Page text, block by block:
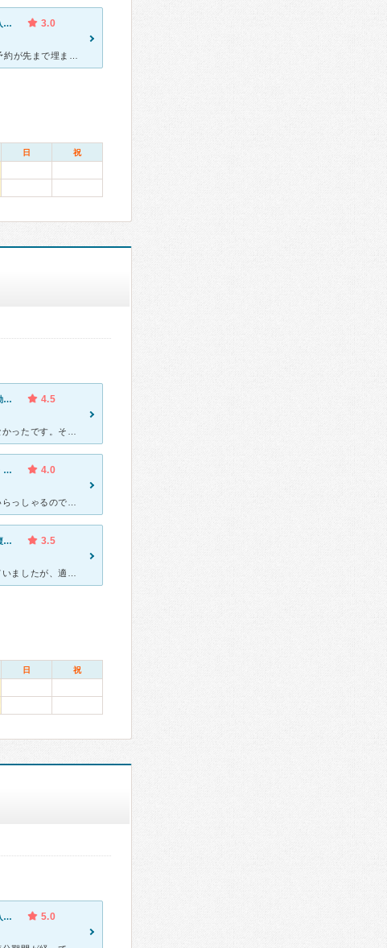
心療内科・発達障害・気が滅入る・不安・物忘れがひどい・ストレス 3.0
日 祝
精神科・適応障害・だるい・動悸・息切れ・寝つきが悪い・不眠・気が滅入る・不安 4.5
心療内科・気が滅入る・不安・ストレス 4.0
心療内科・適応障害・胃痛・腹痛・だるい・冷え・動悸・息切れ・吐き気・嘔吐・体調不良・慢性の下痢・気が滅入る・不安 3.5
日 祝
精神科・統合失調症・気が滅入る・不安・幻想・妄想 5.0